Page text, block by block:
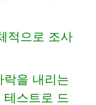
적으로 조사
락을 내리는
스트로 드